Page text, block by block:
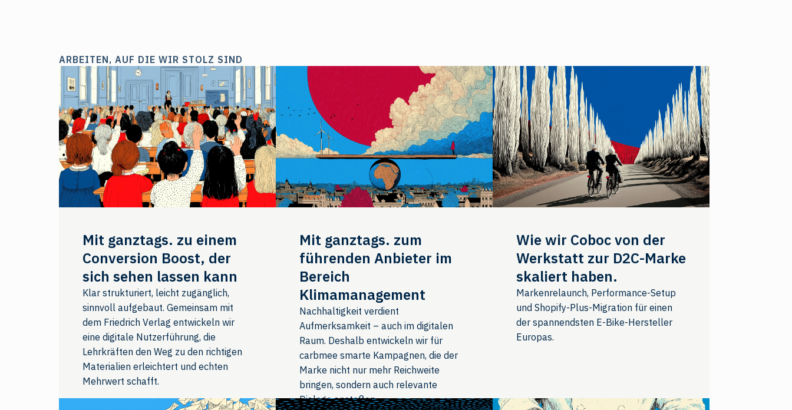
ARBEITEN, AUF DIE WIR STOLZ SIND
Mit ganztags. zu einem
Conversion Boost, der
sich sehen lassen kann
Klar strukturiert, leicht zugänglich,
sinnvoll aufgebaut. Gemeinsam mit
dem Friedrich Verlag entwickeln wir
eine digitale Nutzerführung, die
Lehrkräften den Weg zu den richtigen
Materialien erleichtert und echten
Mehrwert schafft.
Mit ganztags. zum
führenden Anbieter im
Bereich
Klimamanagement
Nachhaltigkeit verdient
Aufmerksamkeit – auch im digitalen
Raum. Deshalb entwickeln wir für
carbmee smarte Kampagnen, die der
Marke nicht nur mehr Reichweite
bringen, sondern auch relevante
Dialoge anstoßen.
Wie wir Coboc von der
Werkstatt zur D2C-Marke
skaliert haben.
Markenrelaunch, Performance-Setup
und Shopify-Plus-Migration für einen
der spannendsten E-Bike-Hersteller
Europas.